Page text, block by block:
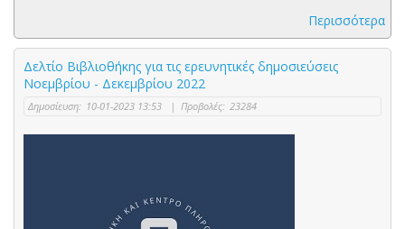
Περισσότερα
Δελτίο Βιβλιοθήκης για τις ερευνητικές δημοσιεύσεις
Νοεμβρίου - Δεκεμβρίου 2022
Δημοσίευση: 10-01-2023 13:53 | Προβολές: 23284